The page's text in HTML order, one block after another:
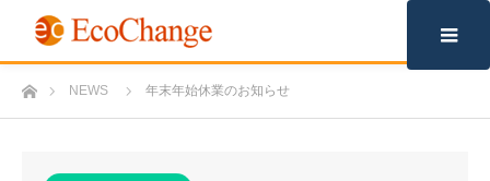
ホームNEWS 年末年始休業のお知らせ